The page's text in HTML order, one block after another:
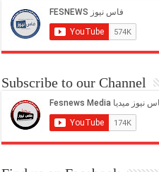
Subscribe to our Channel